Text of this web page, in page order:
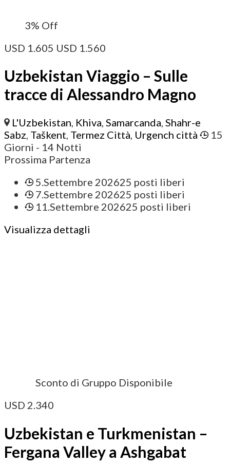
3% Off
USD 1.605 USD 1.560
Uzbekistan Viaggio – Sulle
tracce di Alessandro Magno
L'Uzbekistan, Khiva,Samarcanda,Shahr-e
Sabz, Taškent, Termez Città, Urgench città
15
Giorni - 14 Notti
Prossima Partenza
5.Settembre 202625 posti liberi
7.Settembre 202625 posti liberi
11.Settembre 202625 posti liberi
Visualizza dettagli
Sconto di Gruppo Disponibile
USD 2.340
Uzbekistan e Turkmenistan –
Fergana Valley a Ashgabat